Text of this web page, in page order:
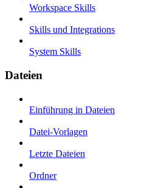
Workspace Skills
Skills und Integrations
System Skills
Dateien
Einführung in Dateien
Datei-Vorlagen
Letzte Dateien
Ordner